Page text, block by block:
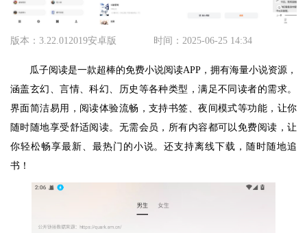
版本：3.22.012019安卓版 时间：2025-06-25 14:34
瓜子阅读是一款超棒的免费小说阅读APP，拥有海量小说资源，
涵盖玄幻、言情、科幻、历史等各种类型，满足不同读者的需求。
界面简洁易用，阅读体验流畅，支持书签、夜间模式等功能，让你
随时随地享受舒适阅读。无需会员，所有内容都可以免费阅读，让
你轻松畅享最新、最热门的小说。还支持离线下载，随时随地追
书！